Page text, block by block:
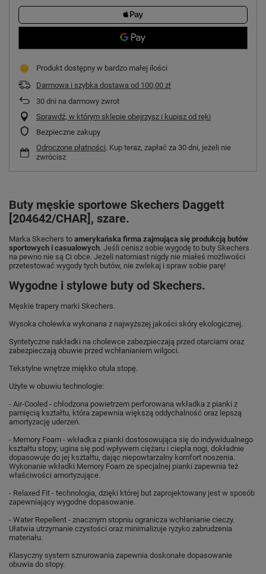
Produkt dostępny w bardzo małej ilości
Darmowa i szybka dostawa od 100,00 zł
30 dni na darmowy zwrot
Sprawdź, w którym sklepie obejrzysz i kupisz od ręki
Bezpieczne zakupy
Odroczone płatności. Kup teraz, zapłać za 30 dni, jeżeli nie
zwrócisz
Buty męskie sportowe Skechers Daggett
[204642/CHAR], szare.
Marka Skechers to amerykańska firma zajmująca się produkcją butów
sportowych i casualowych. Jeśli cenisz sobie wygodę to buty Skechers
na pewno nie są Ci obce. Jeżeli natomiast nigdy nie miałeś możliwości
przetestować wygody tych butów, nie zwlekaj i spraw sobie parę!
Wygodne i stylowe buty od Skechers.
Męskie trapery marki Skechers.
Wysoka cholewka wykonana z najwyższej jakości skóry ekologicznej.
Syntetyczne nakładki na cholewce zabezpieczają przed otarciami oraz
zabezpieczają obuwie przed wchłanianiem wilgoci.
Tekstylne wnętrze miękko otula stopę.
Użyte w obuwiu technologie:
- Air-Cooled - chłodzona powietrzem perforowana wkładka z pianki z
pamięcią kształtu, która zapewnia większą oddychalność oraz lepszą
amortyzację uderzeń.
- Memory Foam - wkładka z pianki dostosowująca się do indywidualnego
kształtu stopy; ugina się pod wpływem ciężaru i ciepła nogi, dokładnie
dopasowuje do jej kształtu, dając niepowtarzalny komfort noszenia.
Wykonanie wkładki Memory Foam ze specjalnej pianki zapewnia też
właściwości amortyzujące.
- Relaxed Fit - technologia, dzięki której but zaprojektowany jest w sposób
zapewniający wygodne dopasowanie.
- Water Repellent - znacznym stopniu ogranicza wchłanianie cieczy.
Ułatwia utrzymanie czystości oraz minimalizuje ryzyko zabrudzenia
materiału.
Klasyczny system sznurowania zapewnia doskonałe dopasowanie
obuwia do stopy.